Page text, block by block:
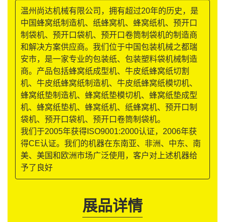
温州尚达机械有限公司，拥有超过20年的历史，是
中国蜂窝纸制造机、纸蜂窝机、蜂窝纸机、预开口
制袋机、预开口袋机、预开口卷筒制袋机的制造商
和解决方案供应商。我们位于中国包装机械之都瑞
安市，是一家专业的包装纸、包装塑料袋机械制造
商。产品包括蜂窝纸成型机、牛皮纸蜂窝纸切割
机、牛皮纸蜂窝纸制造机、牛皮纸蜂窝纸模切机、
蜂窝纸垫制造机、蜂窝纸垫模切机、蜂窝纸垫成型
机、蜂窝纸垫机、蜂窝纸机、纸蜂窝机、预开口制
袋机、预开口袋机、预开口卷筒制袋机。
我们于2005年获得ISO9001:2000认证，2006年获
得CE认证。我们的机器在东南亚、非洲、中东、南
美、美国和欧洲市场广泛使用，客户对上述机器给
予了良好
展品详情